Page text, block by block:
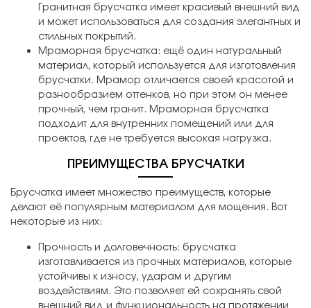
Гранитная брусчатка имеет красивый внешний вид
и может использоваться для создания элегантных и
стильных покрытий.
Мраморная брусчатка: ещё один натуральный
материал, который используется для изготовления
брусчатки. Мрамор отличается своей красотой и
разнообразием оттенков, но при этом он менее
прочный, чем гранит. Мраморная брусчатка
подходит для внутренних помещений или для
проектов, где не требуется высокая нагрузка.
ПРЕИМУЩЕСТВА БРУСЧАТКИ
Брусчатка имеет множество преимуществ, которые
делают её популярным материалом для мощения. Вот
некоторые из них:
Прочность и долговечность: брусчатка
изготавливается из прочных материалов, которые
устойчивы к износу, ударам и другим
воздействиям. Это позволяет ей сохранять свой
внешний вид и функциональность на протяжении